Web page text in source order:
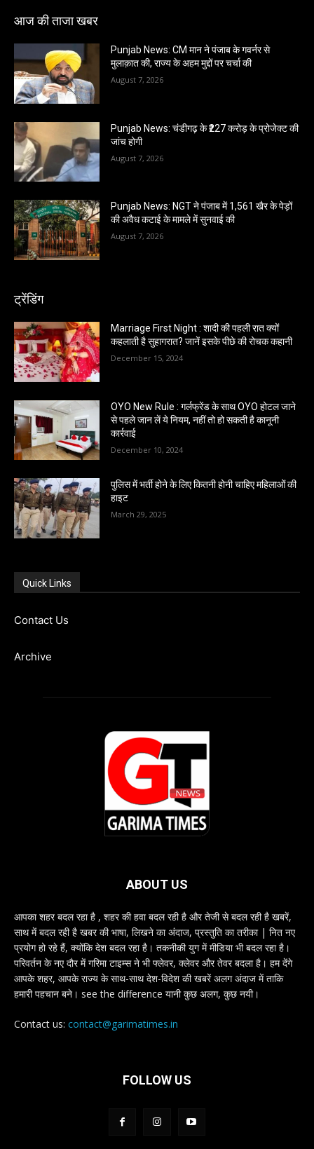
आज की ताजा खबर
Punjab News: CM मान ने पंजाब के गवर्नर से
मुलाक़ात की, राज्य के अहम मुद्दों पर चर्चा की
August 7, 2026
Punjab News: चंडीगढ़ के ₹227 करोड़ के प्रोजेक्ट की
जांच होगी
August 7, 2026
Punjab News: NGT ने पंजाब में 1,561 खैर के पेड़ों
की अवैध कटाई के मामले में सुनवाई की
August 7, 2026
ट्रेंडिंग
Marriage First Night : शादी की पहली रात क्यों
कहलाती है सुहागरात? जानें इसके पीछे की रोचक कहानी
December 15, 2024
OYO New Rule : गर्लफ्रेंड के साथ OYO होटल जाने
से पहले जान लें ये नियम, नहीं तो हो सकती है कानूनी
कार्रवाई
December 10, 2024
पुलिस में भर्ती होने के लिए कितनी होनी चाहिए महिलाओं की
हाइट
March 29, 2025
Quick Links
Contact Us
Archive
ABOUT US
आपका शहर बदल रहा है , शहर की हवा बदल रही है और तेजी से बदल रही है खबरें,
साथ में बदल रही है खबर की भाषा, लिखने का अंदाज, प्रस्तुति का तरीका | नित नए
प्रयोग हो रहे हैं, क्योंकि देश बदल रहा है। तकनीकी युग में मीडिया भी बदल रहा है।
परिवर्तन के नए दौर में गरिमा टाइम्स ने भी फ्लेवर, क्लेवर और तेवर बदला है। हम देंगे
आपके शहर, आपके राज्य के साथ-साथ देश-विदेश की खबरें अलग अंदाज में ताकि
हमारी पहचान बने। see the difference यानी कुछ अलग, कुछ नयी।
Contact us: contact@garimatimes.in
FOLLOW US